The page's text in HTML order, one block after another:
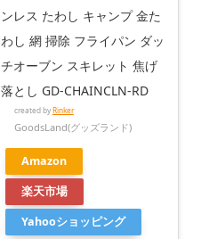
ンレス たわし キャンプ 金た
わし 網 掃除 フライパン ダッ
チオーブン スキレット 焦げ
落とし GD-CHAINCLN-RD
created byRinker
GoodsLand(グッズランド)
Amazon
楽天市場
Yahooショッピング